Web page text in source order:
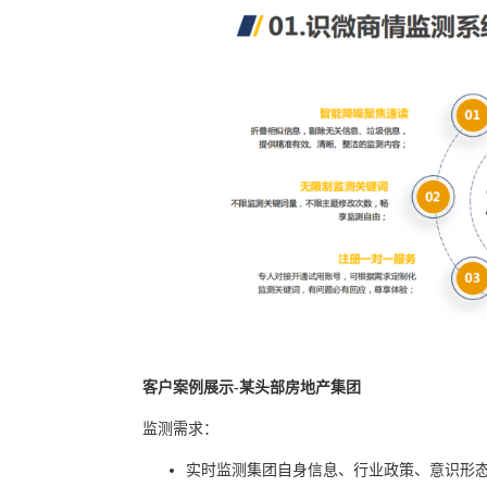
客户案例展示-某头部房地产集团
监测需求：
实时监测集团自身信息、行业政策、意识形